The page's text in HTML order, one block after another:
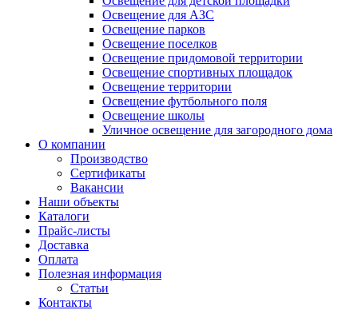
Освещение для АЗС
Освещение парков
Освещение поселков
Освещение придомовой территории
Освещение спортивных площадок
Освещение территории
Освещение футбольного поля
Освещение школы
Уличное освещение для загородного дома
О компании
Производство
Сертификаты
Вакансии
Наши объекты
Каталоги
Прайс-листы
Доставка
Оплата
Полезная информация
Статьи
Контакты